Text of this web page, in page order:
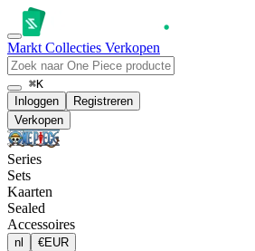
Markt Collecties Verkopen
⌘K
Inloggen
Registreren
Verkopen
Series
Sets
Kaarten
Sealed
Accessoires
nl €EUR